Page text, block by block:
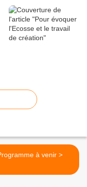
Programme à venir >